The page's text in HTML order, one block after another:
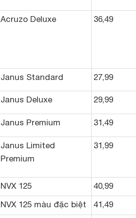
Acruzo Deluxe 36,49
Janus Standard 27,99
Janus Deluxe 29,99
Janus Premium 31,49
Janus Limited
Premium
31,99
NVX 125 40,99
NVX 125 màu đặc biệt
41,49